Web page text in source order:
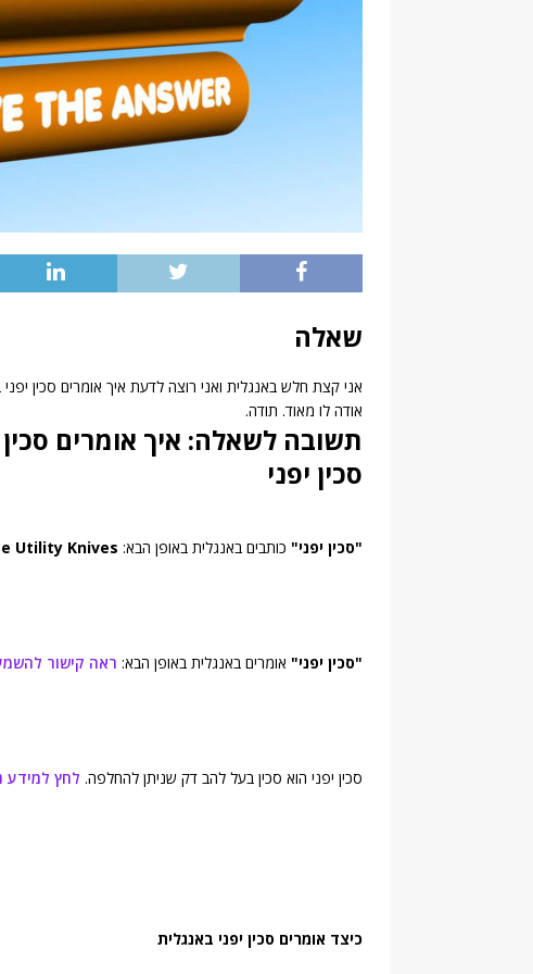
שאלה
אני קצת חלש באנגלית ואני רוצה לדעת איך אומרים סכין
אודה לו מאוד. תודה.
תשובה לשאלה: איך אומרים סכין
סכין יפני
"סכין יפני" כותבים באנגלית באופן הבא: Utility Knives
"סכין יפני" אומרים באנגלית באופן הבא: ראה קישור
סכין יפני הוא סכין בעל להב דק שניתן להחלפה. לחץ למידע
כיצד אומרים סכין יפני באנגלית